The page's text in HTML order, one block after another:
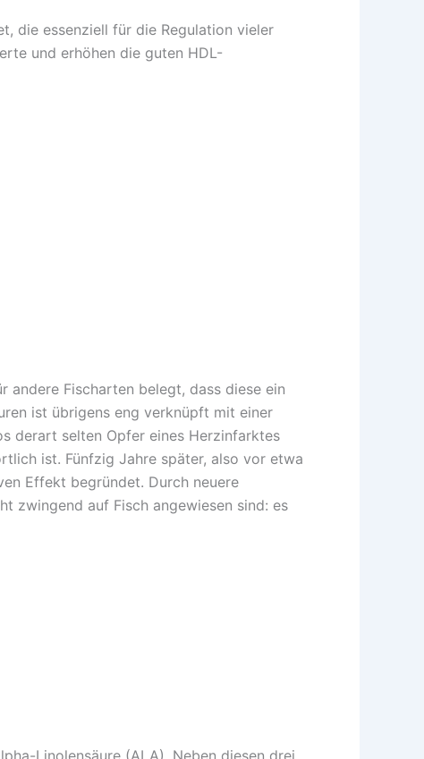
die essenziell für die Regulation vieler
und erhöhen die guten HDL-
andere Fischarten belegt, dass diese ein
ist übrigens eng verknüpft mit einer
derart selten Opfer eines Herzinfarktes
ist. Fünfzig Jahre später, also vor etwa
Effekt begründet. Durch neuere
zwingend auf Fisch angewiesen sind: es
Linolensäure (ALA). Neben diesen drei